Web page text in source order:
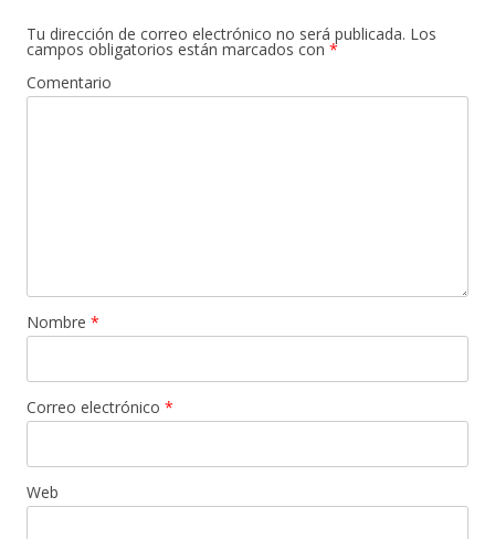
Tu dirección de correo electrónico no será publicada. Los
campos obligatorios están marcados con *
Comentario
Nombre *
Correo electrónico *
Web